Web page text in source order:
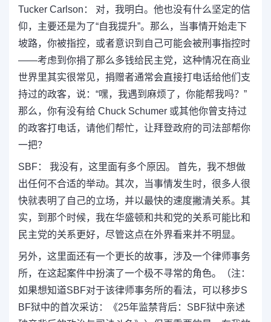
Tucker Carlson： 对，我明白。他也没有什么坚定的信
仰，主要还是为了“自我提升”。那么，当事情开始走下
坡路，你被指控，或者意识到自己可能会被刑事指控时
——考虑到你捐了那么多钱给民主党，这种情况在商业
世界里其实很常见，捐赠者通常会直接打电话给他们支
持过的政客，说：“嘿，我遇到麻烦了，你能帮我吗？”
那么，你有没有给 Chuck Schumer 或其他你曾支持过
的政客打电话，请他们帮忙，让拜登政府的司法部帮你
一把？
SBF： 我没有，这里面有多个原因。 首先，我不想做
出任何不合适的举动。其次，当事情发生时，很多人很
快就表明了自己的立场，并以最快的速度撇清关系。其
实，到那个时候，我在华盛顿和共和党的关系可能比和
民主党的关系更好，尽管这点在外界看来并不明显。
另外，这里面还有一个更长的故事，涉及一个律师事务
所，在这起案件中扮演了一个极不寻常的角色。（注：
如果想知道SBF对于该律师事务所的看法，可以移步S
BF狱中的首次采访：《25年监禁背后：SBF狱中亲述